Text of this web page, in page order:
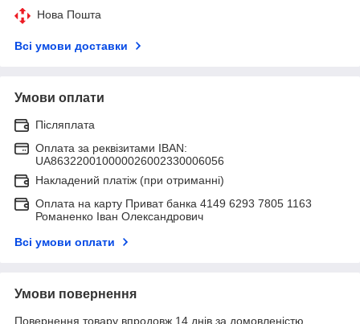
Нова Пошта
Всі умови доставки
Умови оплати
Післяплата
Оплата за реквізитами IBAN:
UA863220010000026002330006056
Накладений платіж (при отриманні)
Оплата на карту Приват банка 4149 6293 7805 1163
Романенко Іван Олександрович
Всі умови оплати
Умови повернення
Повернення товару впродовж 14 днів за домовленістю